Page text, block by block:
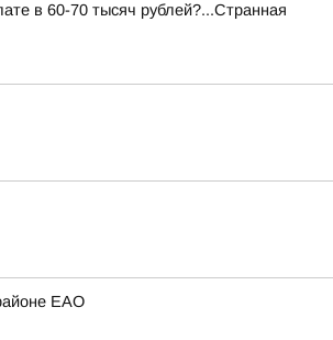
в 60-70 тысяч рублей?...Странная
ЕАО